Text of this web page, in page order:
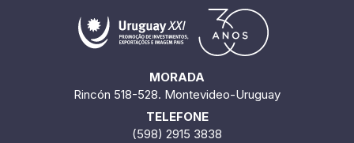
MORADA
Rincón 518-528. Montevideo-Uruguay
TELEFONE
(598) 2915 3838